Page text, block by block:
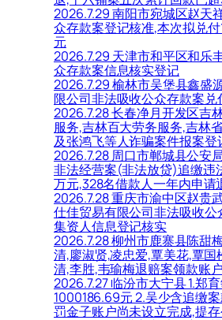
2026.7.29 南阳市宛城区赵天
众存款案登记核准,本次拟兑
元
2026.7.29 天津市和平区和乐
众存款案信息核实登记
2026.7.29 榆林市吴堡县鑫盛
限公司非法吸收公众存款案兑
2026.7.28 长春净月开发区吉
服务,吉林百大劳务服务,吉林
及张鸿飞等人诈骗案件报案登
2026.7.28 周口市郸城县公安
非法经营案(非法放贷)追缴违
万元,328名借款人一年内申请
2026.7.28 重庆市渝中区赵贵
仕佳贸易有限公司非法吸收公
集资人信息登记核实
2026.7.28 柳州市鹿寨县陈甜
清,廖淑贤,凌忠爱,覃美花,覃国
清,李胜,韦瑜梅退赔案领款账
2026.7.27 临汾市大宁县 1.郑
1000186.69元 2.吴少含追缴
罚金子账户尚未设立完成,提